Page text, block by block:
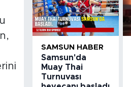
SAMSUN HABER
Samsun'da
Muay Thai
Turnuvası